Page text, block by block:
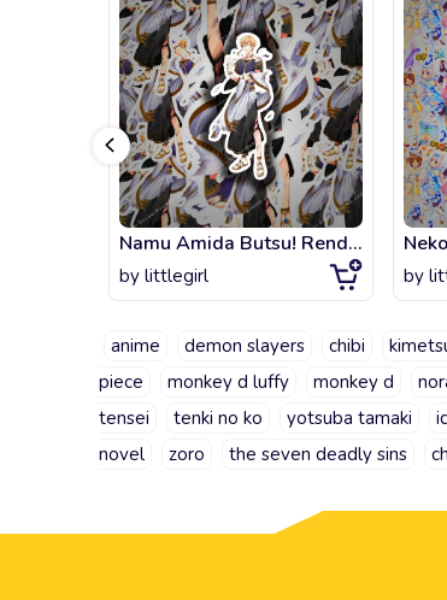
Namu Amida Butsu! Rendai UTENA
by littlegirl by
anime demon slayers chibi
piece
monkey d luffy monkey d
tensei
tenki no ko yotsuba tamaki
novel
zoro the seven deadly sins